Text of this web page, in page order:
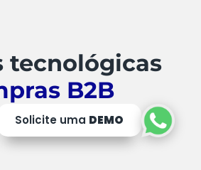
tecnológicas
B2B
Solicite uma DEMO